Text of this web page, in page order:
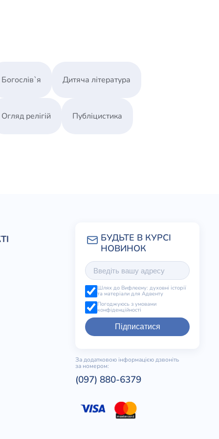
Богослів`я Дитяча література
Огляд релігій Публіцистика
Шлях до Вифлеєму: духовні історії
та матеріали для Адвенту
Погоджуюсь з умовами
конфіденційності
Підписатися
За додатковою інформацією дзвоніть
за номером:
(097) 880-6379